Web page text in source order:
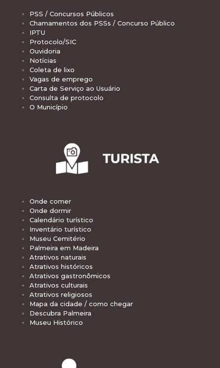
PSS / Concursos Públicos
Chamamentos dos PSSs / Concurso Público
IPTU
Protocolo/SIC
Ouvidoria
Notícias
Coleta de lixo
Vagas de emprego
Carta de Serviço ao Usuário
Consulta de protocolo
O Município
Onde comer
Onde dormir
Calendário turístico
Inventário turístico
Museu Cemitério
Palmeira em Madeira
Atrativos naturais
Atrativos históricos
Atrativos gastronômicos
Atrativos culturais
Atrativos religiosos
Mapa da cidade / como chegar
Descubra Palmeira
Museu Histórico